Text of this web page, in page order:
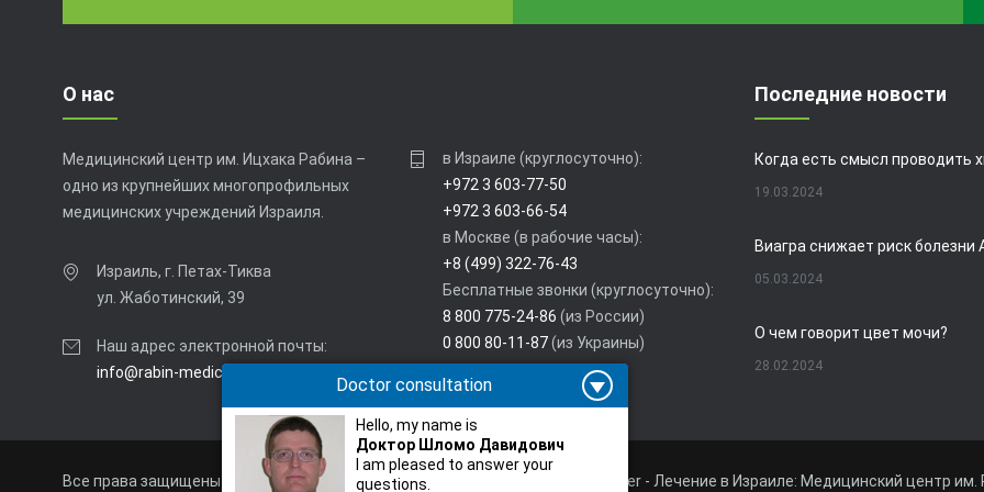
Doctor consultation
Hello, my name is
Доктор Шломо Давидович
I am pleased to answer your
questions.
О нас
Медицинский центр им. Ицхака Рабина –
одно из крупнейших многопрофильных
медицинских учреждений Израиля.
Израиль, г. Петах-Тиква
ул. Жаботинский, 39
Наш адрес электронной почты:
info@rabin-medical.org.il
в Израиле (круглосуточно):
+972 3 603-77-50
+972 3 603-66-54
в Москве (в рабочие часы):
+8 (499) 322-76-43
Бесплатные звонки (круглосуточно):
8 800 775-24-86 (из России)
0 800 80-11-87(из Украины)
Последние новости
19.03.2024
05.03.2024
О чем говорит цвет мочи?
28.02.2024
Все права защищены и охраняются законом. © 2009- Rabin Medical Center - Лечение в Израиле: Медицинский центр им.